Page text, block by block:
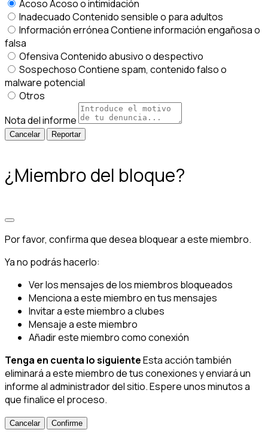
AcosoAcoso o intimidación
InadecuadoContenido sensible o para adultos
Información erróneaContiene información engañosa o
falsa
OfensivaContenido abusivo o despectivo
SospechosoContiene spam, contenido falso o
malware potencial
Otros
Nota del informe
Reportar
¿Miembro del bloque?
Por favor, confirma que desea bloquear a este miembro.
Ya no podrás hacerlo:
Ver los mensajes de los miembros bloqueados
Menciona a este miembro en tus mensajes
Invitar a este miembro a clubes
Mensaje a este miembro
Añadir este miembro como conexión
Tenga en cuenta lo siguienteEsta acción también
eliminará a este miembro de tus conexiones y enviará un
informe al administrador del sitio. Espere unos minutos a
que finalice el proceso.
Confirme